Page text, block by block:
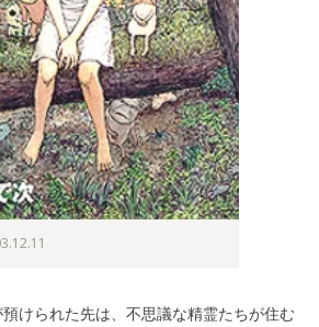
けられた先は、不思議な精霊たちが住む